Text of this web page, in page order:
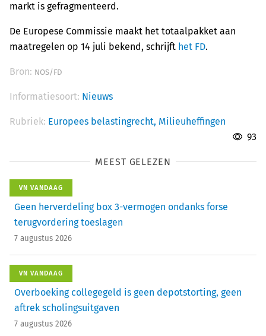
markt is gefragmenteerd.
De Europese Commissie maakt het totaalpakket aan
maatregelen op 14 juli bekend, schrijft het FD.
Bron: NOS/FD
Informatiesoort: Nieuws
Rubriek: Europees belastingrecht, Milieuheffingen
93
MEEST GELEZEN
VN VANDAAG
Geen herverdeling box 3-vermogen ondanks forse
terugvordering toeslagen
7 augustus 2026
VN VANDAAG
Overboeking collegegeld is geen depotstorting, geen
aftrek scholingsuitgaven
7 augustus 2026